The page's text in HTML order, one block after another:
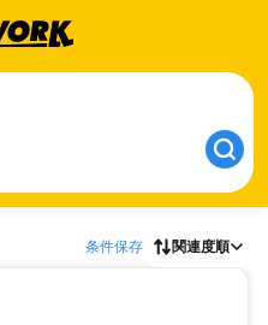
条件保存 関連度順